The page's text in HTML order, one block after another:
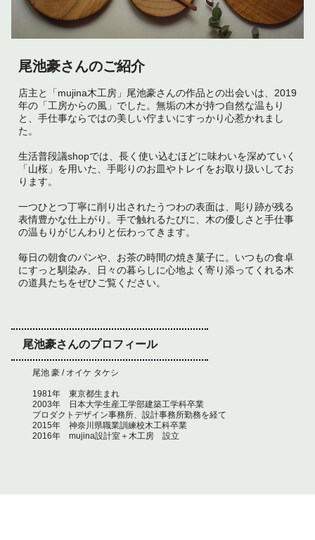
尾池豪さんのご紹介
店主と「mujina木工房」尾池豪さんの作品との出会いは、2019
年の「工房からの風」でした。無垢の木が持つ自然な温もり
と、手仕事ならではの美しい佇まいにすっかり心惹かれまし
た。
生活普段議shopでは、長く使い込むほどに味わいを深めていく
「山桜」を用いた、手彫りのお皿やトレイをお取り扱いしてお
ります。
一つひとつ丁寧に削り出されたうつわの表面は、彫り跡が残る
表情豊かな仕上がり。手で触れるたびに、木の優しさと手仕事
の温もりがじんわりと伝わってきます。
毎日の朝食のパンや、お茶の時間の焼き菓子に。いつもの食卓
にすっと馴染み、日々の暮らしに心地よく寄り添ってくれる木
の道具たちをぜひご覧ください。
尾池豪さんのプロフィール
尾池 豪 / オイケ タケシ
1981年 東京都生まれ
2003年 日本大学生産工学部建築工学科卒業
プロダクトデザイン事務所、設計事務所勤務を経て
2015年 神奈川県職業訓練校木工科卒業
2016年 mujina設計室＋木工房 設立